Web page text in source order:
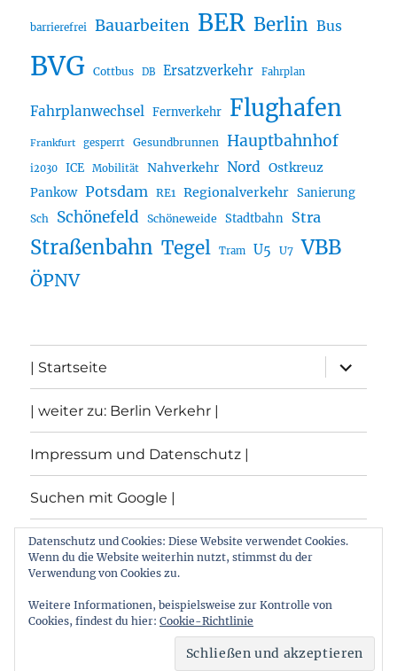
barrierefrei Bauarbeiten BER Berlin Bus
BVG Cottbus DB Ersatzverkehr Fahrplan
Fahrplanwechsel Fernverkehr Flughafen
Frankfurt gesperrt Gesundbrunnen Hauptbahnhof
i2030 ICE Mobilität Nahverkehr Nord Ostkreuz
Pankow Potsdam RE1 Regionalverkehr Sanierung
Sch Schönefeld Schöneweide Stadtbahn Stra
Straßenbahn Tegel Tram U5 U7 VBB
ÖPNV
| Startseite
öffnen
| weiter zu: Berlin Verkehr |
Impressum und Datenschutz |
Suchen mit Google |
Themen
Archiv von: Berlin:Verkehr
Stolz präsentiert von
Datenschutz und Cookies: Diese Website verwendet Cookies.
Wenn du die Website weiterhin nutzt, stimmst du der
Verwendung von Cookies zu.
Weitere Informationen, beispielsweise zur Kontrolle von
Cookies, findest du hier: Cookie-Richtlinie